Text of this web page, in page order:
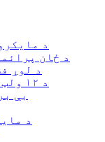
د
د ځان
د لوړ
د ۱۲ ولټ مایکرو اوبو پمپونه
بې
د